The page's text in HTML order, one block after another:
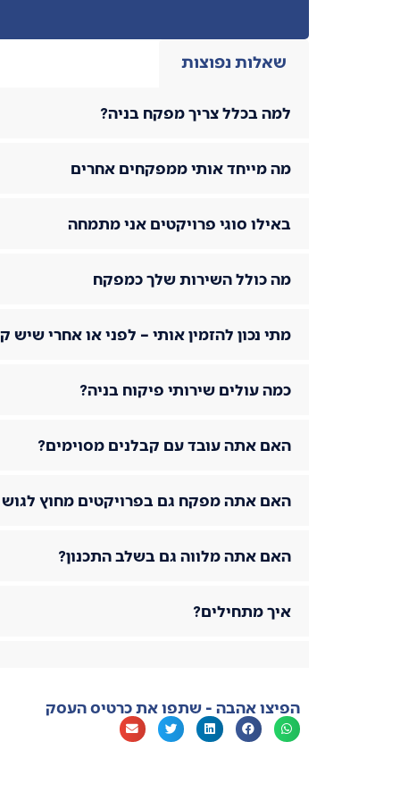
שאלות נפוצות
למה בכלל צריך מפקח בניה?
מה מייחד אותי ממפקחים אחרים
באילו סוגי פרויקטים אני מתמחה
מה כולל השירות שלך כמפקח
מתי נכון להזמין אותי – לפני או אחרי שיש
כמה עולים שירותי פיקוח בניה?
האם אתה עובד עם קבלנים מסוימים?
האם אתה מפקח גם בפרויקטים מחוץ לגוש
האם אתה מלווה גם בשלב התכנון?
איך מתחילים?
הפיצו אהבה - שתפו את כרטיס העסק